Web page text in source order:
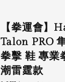
【拳運會】
Talon PRO
拳擊 鞋 專業
潮雷霆款